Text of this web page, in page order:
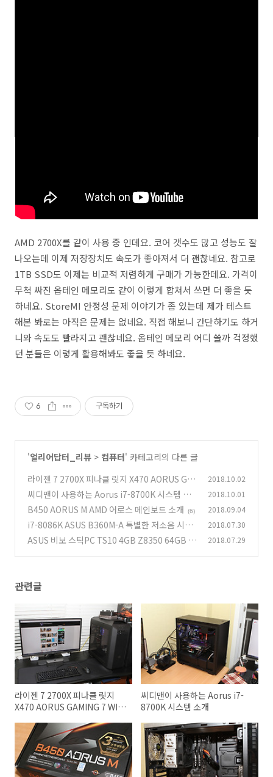
# 유튜브 영상 퍼가기는 Share 버튼 > 소스 코드를 통해서
배포할 수 있습니다. 다운로드 후 재업로드는 절대 금합니다.
AMD 2700X를 같이 사용 중 인데요. 코어 갯수도 많고 성능도 잘
나오는데 이제 저장장치도 속도가 좋아져서 더 괜찮네요. 참고로
1TB SSD도 이제는 비교적 저렴하게 구매가 가능한데요. 가격이
무척 싸진 옵테인 메모리도 같이 이렇게 합쳐서 쓰면 더 좋을 듯
하네요. StoreMI 안정성 문제 이야기가 좀 있는데 제가 테스트
해본 봐로는 아직은 문제는 없네요. 직접 해보니 간단하기도 하거
니와 속도도 빨라지고 괜찮네요. 옵테인 메모리 어디 쓸까 걱정했
던 분들은 이렇게 활용해봐도 좋을 듯 하네요.
6 구독하기
'얼리어답터_리뷰 > 컴퓨터' 카테고리의 다른 글
라이젠 7 2700X 피나클 릿지 X470 AORUS GA
MING 7 WIFI 조합 (0)
2018.10.02
씨디맨이 사용하는 Aorus i7-8700K 시스템 소
개 (3)
2018.10.01
B450 AORUS M AMD 어로스 메인보드 소개 (6) 2018.09.04
i7-8086K ASUS B360M-A 특별한 저소음 시스
템 만들어보기
(1)
2018.07.30
ASUS 비보 스틱PC TS10 4GB Z8350 64GB 사
2018.07.29
관련글
라이젠 7 2700X 피나클 릿지
X470 AORUS GAMING 7 WIFI
씨디맨이 사용하는 Aorus i7-
8700K 시스템 소개